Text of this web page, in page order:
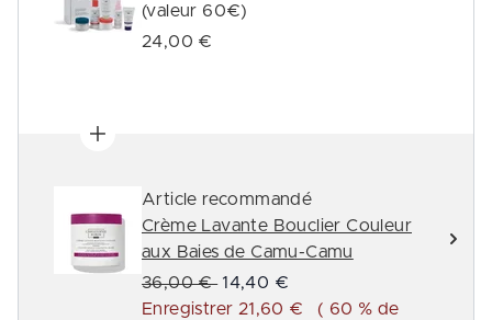
(valeur 60€)
24,00 €
Article recommandé
Crème Lavante Bouclier Couleur
aux Baies de Camu-Camu
Prix de vente :
36,00 € Prix ​​actuel :
14,40 €
Enregistrer 21,60 €
( 60 % de